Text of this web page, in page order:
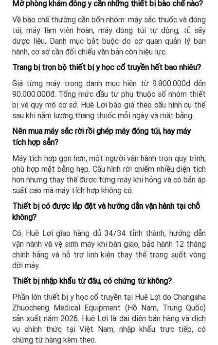
Mở phòng khám đông y cần những thiết bị bào chế nào?
Về bào chế thường cần bốn nhóm: máy sắc thuốc và đóng
túi, máy làm viên hoàn, máy đóng túi tự động, tủ sấy
dược liệu. Danh mục bắt buộc do cơ quan quản lý ban
hành, cơ sở cần đối chiếu văn bản còn hiệu lực.
Trang bị trọn bộ thiết bị y học cổ truyền hết bao nhiêu?
Giá từng máy trong danh mục hiện từ 9.800.000đ đến
90.000.000đ. Tổng mức đầu tư phụ thuộc số nhóm thiết
bị và quy mô cơ sở. Huê Lợi báo giá theo cấu hình cụ thể
sau khi nắm lượng thang thuốc mỗi ngày và mặt bằng.
Nên mua máy sắc rời rồi ghép máy đóng túi, hay máy
tích hợp sẵn?
Máy tích hợp gọn hơn, một người vận hành trọn quy trình,
phù hợp mặt bằng hẹp. Cấu hình rời chiếm nhiều diện tích
hơn nhưng thay thế được từng máy khi hỏng và có bản áp
suất cao mà máy tích hợp không có.
Thiết bị có được lắp đặt và hướng dẫn vận hành tại chỗ
không?
Có. Huê Lợi giao hàng đủ 34/34 tỉnh thành, hướng dẫn
vận hành và vệ sinh máy khi bàn giao, bảo hành 12 tháng
chính hãng và hỗ trợ linh kiện thay thế trong suốt vòng
đời máy.
Thiết bị nhập khẩu từ đâu, có chứng từ không?
Phần lớn thiết bị y học cổ truyền tại Huê Lợi do Changsha
Zhuocheng Medical Equipment (Hồ Nam, Trung Quốc)
sản xuất năm 2026. Huê Lợi là đại diện bán hàng và dịch
vụ chính thức tại Việt Nam, nhập khẩu trực tiếp, có
chứng từ hãng kèm theo.